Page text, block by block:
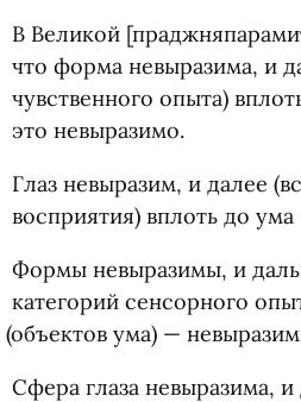
В Великой
что форма невыразима, и
чувственного опыта)
это невыразимо.
Глаз невыразим, и далее (
восприятия) вплоть до
Формы невыразимы, и
категорий сенсорного
(объектов ума) —
Сфера глаза невыразима,